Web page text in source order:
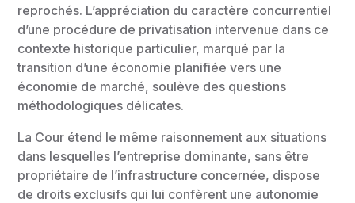
reprochés. L’appréciation du caractère concurrentiel
d’une procédure de privatisation intervenue dans ce
contexte historique particulier, marqué par la
transition d’une économie planifiée vers une
économie de marché, soulève des questions
méthodologiques délicates.
La Cour étend le même raisonnement aux situations
dans lesquelles l’entreprise dominante, sans être
propriétaire de l’infrastructure concernée, dispose
de droits exclusifs qui lui confèrent une autonomie